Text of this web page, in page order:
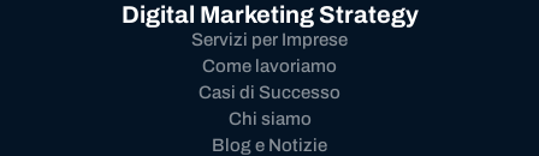
Digital Marketing Strategy
Servizi per Imprese
Come lavoriamo
Casi di Successo
Chi siamo
Blog e Notizie